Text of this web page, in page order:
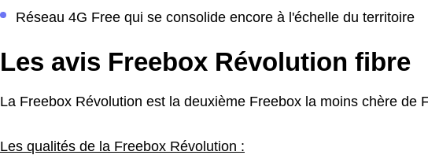
Réseau 4G Free qui se consolide encore à l'échelle du territoire
Les avis Freebox Révolution fibre
La Freebox Révolution est la deuxième Freebox la moins chère de
Les qualités de la Freebox Révolution :